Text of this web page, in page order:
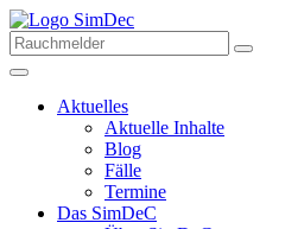
Aktuelles
Aktuelle Inhalte
Blog
Fälle
Termine
Das SimDeC